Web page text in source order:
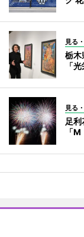
見る
栃
「
見る
足
「